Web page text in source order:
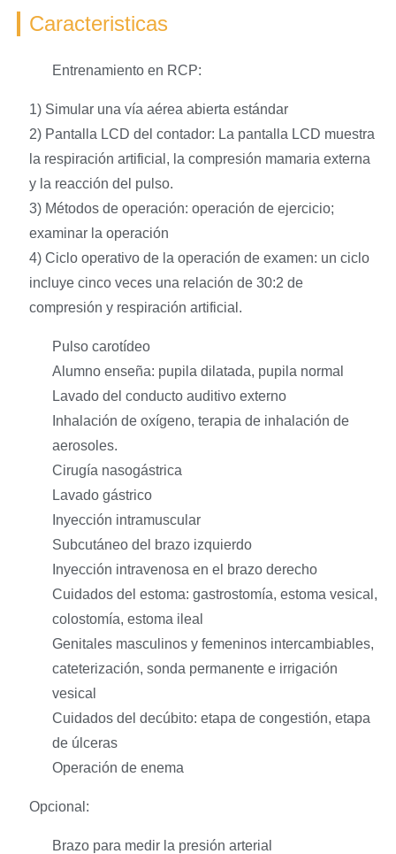
Caracteristicas
Entrenamiento en RCP:
1) Simular una vía aérea abierta estándar
2) Pantalla LCD del contador: La pantalla LCD muestra
la respiración artificial, la compresión mamaria externa
y la reacción del pulso.
3) Métodos de operación: operación de ejercicio;
examinar la operación
4) Ciclo operativo de la operación de examen: un ciclo
incluye cinco veces una relación de 30:2 de
compresión y respiración artificial.
Pulso carotídeo
Alumno enseña: pupila dilatada, pupila normal
Lavado del conducto auditivo externo
Inhalación de oxígeno, terapia de inhalación de
aerosoles.
Cirugía nasogástrica
Lavado gástrico
Inyección intramuscular
Subcutáneo del brazo izquierdo
Inyección intravenosa en el brazo derecho
Cuidados del estoma: gastrostomía, estoma vesical,
colostomía, estoma ileal
Genitales masculinos y femeninos intercambiables,
cateterización, sonda permanente e irrigación
vesical
Cuidados del decúbito: etapa de congestión, etapa
de úlceras
Operación de enema
Opcional:
Brazo para medir la presión arterial